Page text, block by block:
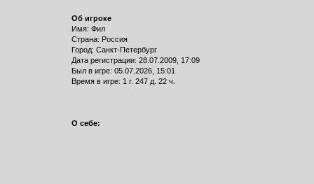
Об игроке
Имя: Фил
Страна: Россия
Город: Санкт-Петербург
Дата регистрации: 28.07.2009, 17:09
Был в игре: 05.07.2026, 15:01
Время в игре: 1 г. 247 д. 22 ч.
О себе: